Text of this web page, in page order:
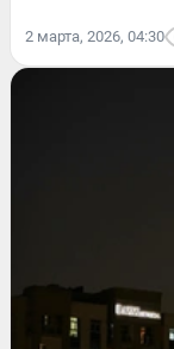
2 марта, 2026, 04:30